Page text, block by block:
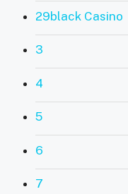
29black Casino
3
4
5
6
7